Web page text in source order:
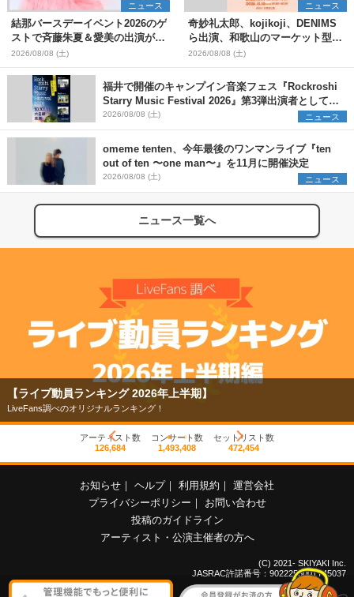
ニュース
結那バースデーイベント2026のゲ
ストで斉藤朱夏＆愛美の出演が決
定
2026/08/08 (土)
ニュース
奇妙礼太郎、kojikoji、DENIMS
ら出演、和歌山のマーケット型野
外イベント『PICNIC JAM
2026』早割チケット発売開始
2026/08/08 (土)
福井で開催のキャンプイン音楽フェス『Rockroshi
Starry Music Festival 2026』第3弾出演者として
SCOOBIE DO、かりゆし58、Reiを発表
2026/08/08 (土) ニュース
omeme tenten、今年最後のワンマンライブ『ten
out of ten 〜one man〜』を11月に開催決定
2026/08/08 (土) ニュース
ニュース一覧へ
【ライブ動員ランキング 2026年上半期】
LiveFans調べのオリジナルランキング！
アーティスト数
126,684
コンサート数
1,493,408
セットリスト数
472,454
お知らせ ヘルプ 利用規約
運営会社
プライバシーポリシー
お問い合わせ
投稿のガイドライン
アーティスト・公演主催者の方へ
(C) 2021- SKIYAKI Inc.
JASRAC許諾番号：9022255001Y45037